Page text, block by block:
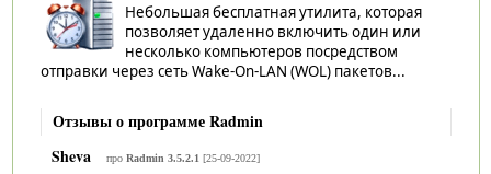
Небольшая бесплатная утилита, которая
позволяет удаленно включить один или
несколько компьютеров посредством
отправки через сеть Wake-On-LAN (WOL) пакетов...
Отзывы о программе Radmin
Sheva
про Radmin 3.5.2.1 [25-09-2022]